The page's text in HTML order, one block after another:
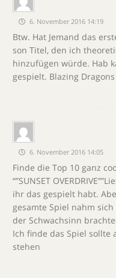
6. November 2016 14:19
Btw. Hat Jemand das
son Titel, den ich
hinzufügen würde. Hab
gespielt. Blazing
6. November 2016 14:05
Finde die Top 10 ganz
“”SUNSET
ihr das gespielt habt.
gesamte Spiel nahm
der Schwachsinn
Ich finde das Spiel sollte
stehen